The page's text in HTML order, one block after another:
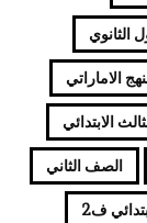
الثانوي
الاماراتي
الابتدائي
الصف الثاني
ف2